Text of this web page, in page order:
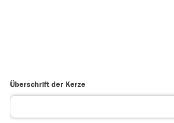
Überschrift der Kerze